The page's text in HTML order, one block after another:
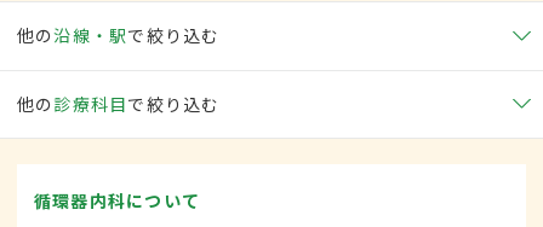
他の沿線・駅で絞り込む
他の 診療科目で絞り込む
循環器内科について